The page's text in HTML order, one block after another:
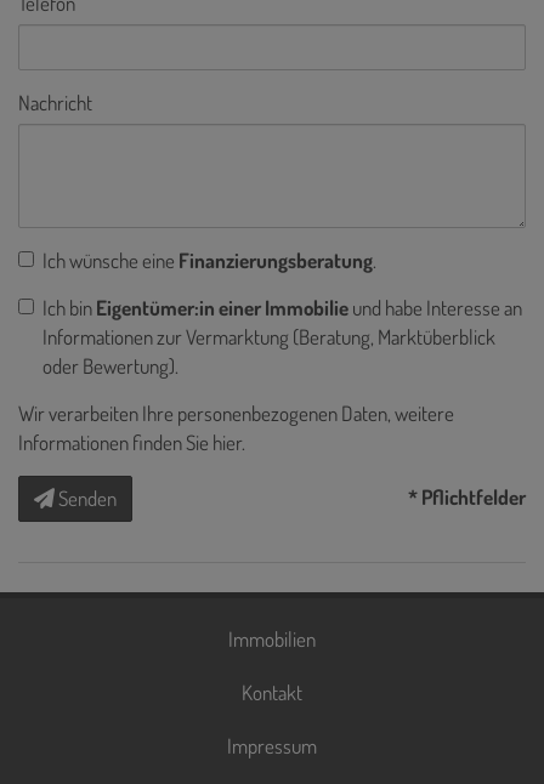
Nachricht
Ich wünsche eine Finanzierungsberatung.
Ich binEigentümer:in einer Immobilieund habe Interesse an
Informationen zur Vermarktung (Beratung, Marktüberblick
oder Bewertung).
Wir verarbeiten Ihre personenbezogenen Daten, weitere
Informationen finden Sie hier.
Senden * Pflichtfelder
Immobilien
Kontakt
Impressum